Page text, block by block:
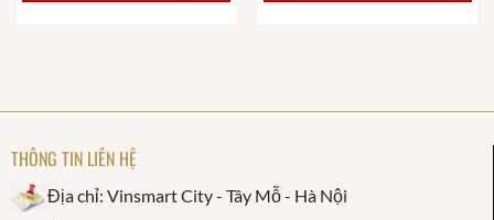
THÔNG TIN LIÊN HỆ
Địa chỉ: Vinsmart City - Tây Mỗ - Hà Nội